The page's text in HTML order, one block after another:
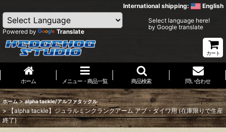
International shipping: English
Powered by Translate
Select language here!
by Google translate
カート
ホーム メニュー・商品一覧 商品検索 問い合わせ
ホーム > alpha tackle/アルファタックル
> 【alpha tackle】ジュラルミンクランクアーム アブ・ダイワ用 (在庫限りで生産
終了)